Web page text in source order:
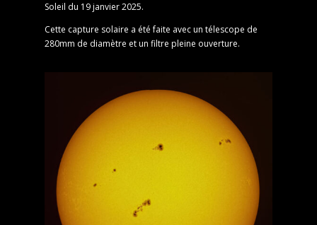
Soleil du 19 janvier 2025.
Cette capture solaire a été faite avec un télescope de
280mm de diamètre et un filtre pleine ouverture.